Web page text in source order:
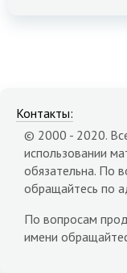
Контакты:
© 2000 - 2020.
использовании
обязательна. По
обращайтесь по
По вопросам
имени